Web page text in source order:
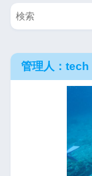
管理人：tech